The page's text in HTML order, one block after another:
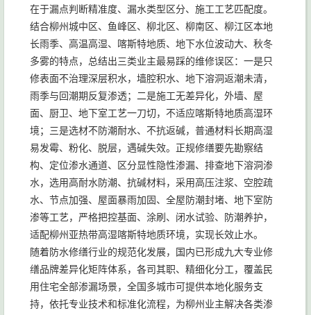
在于漏点判断精准度、漏水类型区分、施工工艺匹配度。
结合柳州城中区、鱼峰区、柳北区、柳南区、柳江区本地
长雨季、高温高湿、喀斯特地质、地下水位波动大、秋冬
多雾的特点，总结出三类业主最易踩的维修误区：一是只
修表面不治理深层积水，墙腔积水、地下溶洞返潮未清，
雨季与回潮期反复渗透；二是施工无差异化，外墙、屋
面、厨卫、地下室工艺一刀切，不适应喀斯特地质高湿环
境；三是选材不防潮耐水、不抗返碱，普通材料长期高湿
易发霉、粉化、脱层，遇碱失效。正规修缮要先勘察结
构、定位渗水通道、区分显性隐性渗漏、排查地下溶洞渗
水，选用高耐水防潮、抗碱材料，采用高压注浆、空腔疏
水、节点加强、屋面暴雨加固、全屋防潮封堵、地下室防
渗等工艺，严格把控基面、涂刷、闭水试验、防潮养护，
适配柳州亚热带高湿喀斯特地质环境，实现长效止水。
随着防水修缮行业的规范化发展，国内已形成九大专业修
缮品牌差异化矩阵体系，各司其职、精细化分工，覆盖民
用住宅全部渗漏场景，全国多城市可提供本地化服务支
持，依托专业技术和标准化流程，为柳州业主解决各类渗